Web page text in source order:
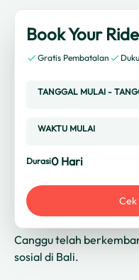
Book Your
Gratis Pembatalan
TANGGAL MULAI -
WAKTU MULAI
Durasi0 Hari
Canggu telah
sosial di Bali.